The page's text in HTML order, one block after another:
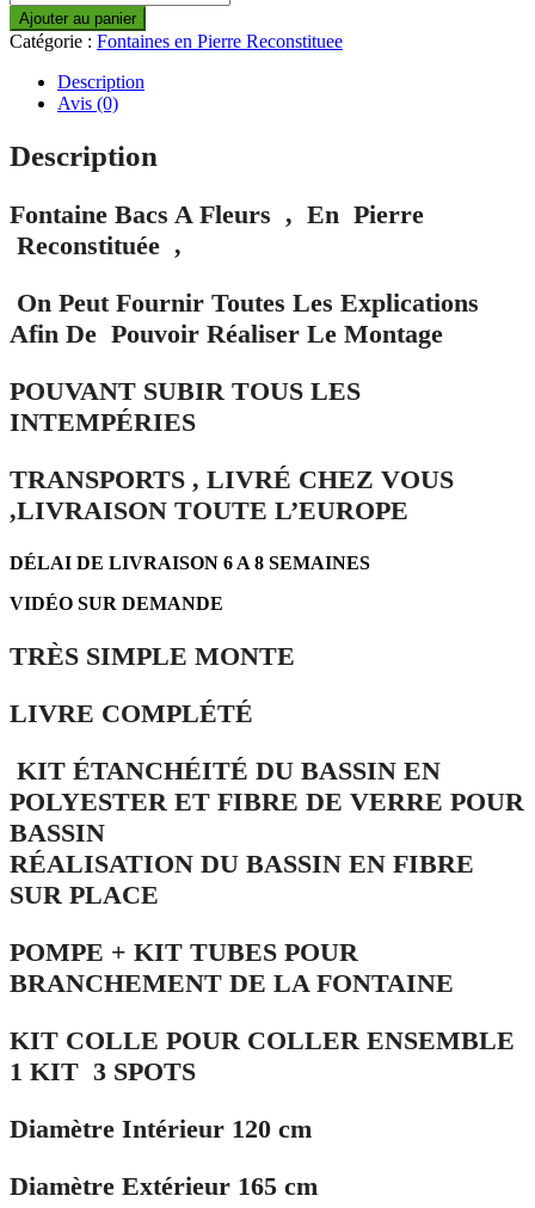
Ajouter au panier
Catégorie : Fontaines en Pierre Reconstituee
Description
Avis (0)
Description
Fontaine Bacs A Fleurs , En Pierre
Reconstituée ,
On Peut Fournir Toutes Les Explications
Afin De Pouvoir Réaliser Le Montage
POUVANT SUBIR TOUS LES
INTEMPÉRIES
TRANSPORTS , LIVRÉ CHEZ VOUS
,LIVRAISON TOUTE L’EUROPE
DÉLAI DE LIVRAISON 6 A 8 SEMAINES
VIDÉO SUR DEMANDE
TRÈS SIMPLE MONTE
LIVRE COMPLÉTÉ
KIT ÉTANCHÉITÉ DU BASSIN EN
POLYESTER ET FIBRE DE VERRE POUR
BASSIN
RÉALISATION DU BASSIN EN FIBRE
SUR PLACE
POMPE + KIT TUBES POUR
BRANCHEMENT DE LA FONTAINE
KIT COLLE POUR COLLER ENSEMBLE
1 KIT 3 SPOTS
Diamètre Intérieur 120 cm
Diamètre Extérieur 165 cm